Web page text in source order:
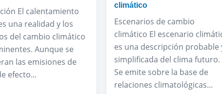
El calentamiento
una realidad y los
del cambio climático
Aunque se
las emisiones de
efecto...
climático
Escenarios de cambio
climático El escenario
es una descripción probable
simplificada del clima futuro.
Se emite sobre la base de
relaciones climatológicas...